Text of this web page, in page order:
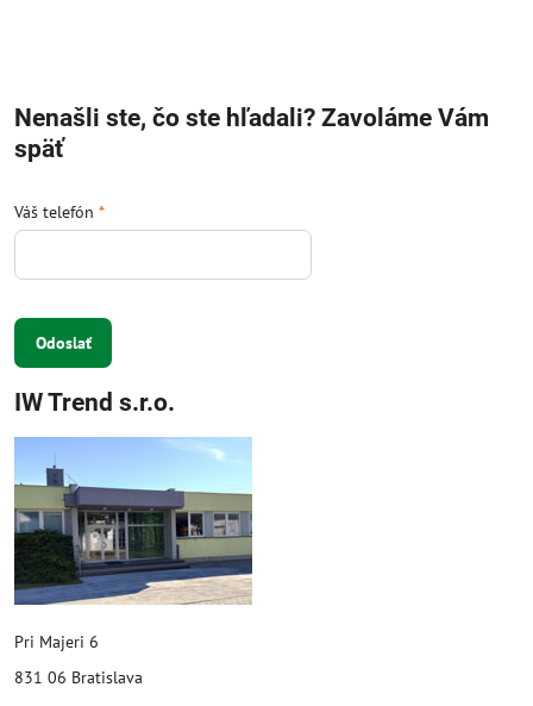
Nenašli ste, čo ste hľadali? Zavoláme Vám
späť
Váš telefón *
Odoslať
IW Trend s.r.o.
Pri Majeri 6
831 06 Bratislava